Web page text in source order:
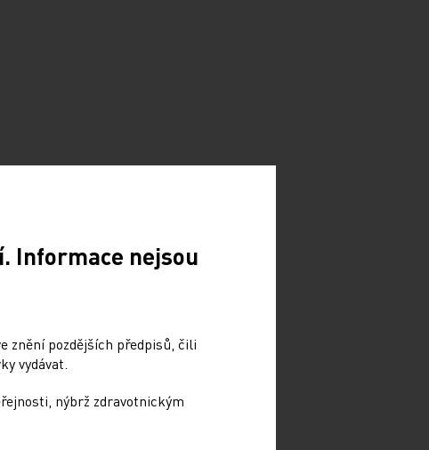
Informace nejsou
znění pozdějších předpisů, čili
vydávat.
nýbrž zdravotnickým